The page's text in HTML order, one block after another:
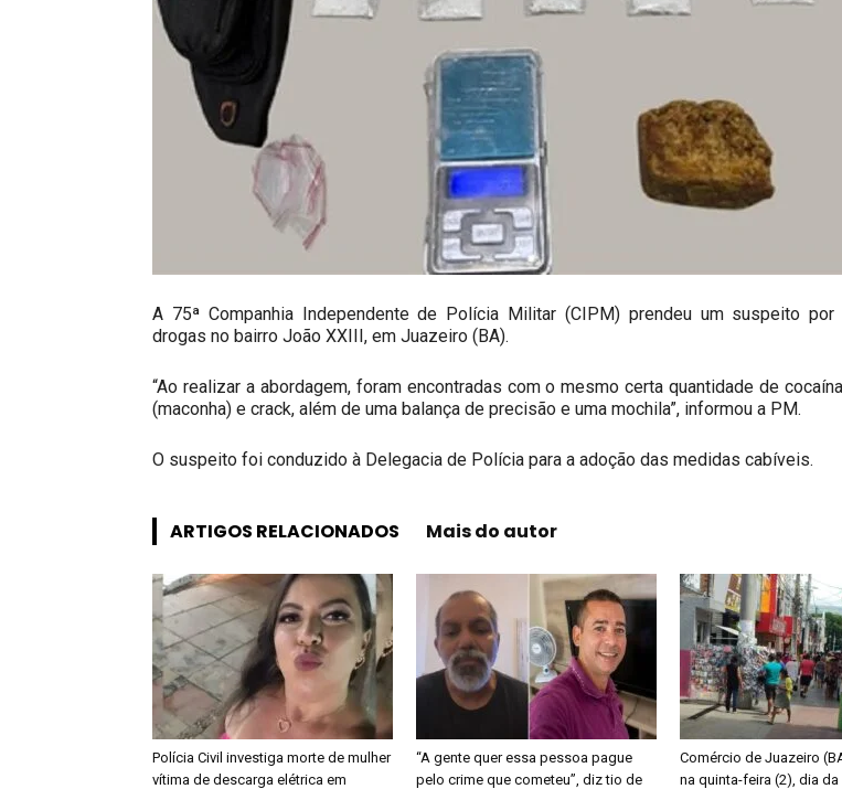
A 75ª Companhia Independente de Polícia Militar (CIPM) prendeu um suspeito
drogas no bairro João XXIII, em Juazeiro (BA).
“Ao realizar a abordagem, foram encontradas com o mesmo certa quantidade de
(maconha) e crack, além de uma balança de precisão e uma mochila”, informou a PM.
O suspeito foi conduzido à Delegacia de Polícia para a adoção das medidas cabíveis.
ARTIGOS RELACIONADOS Mais do autor
Polícia Civil investiga morte de mulher
vítima de descarga elétrica em
“A gente quer essa pessoa pague
pelo crime que cometeu”, diz tio de
Comércio de Juazeiro
na quinta-feira (2), dia da